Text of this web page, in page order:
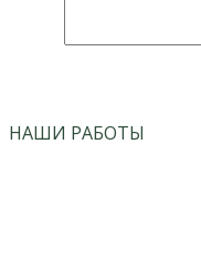
vk
instagram
НАШИ РАБОТЫ